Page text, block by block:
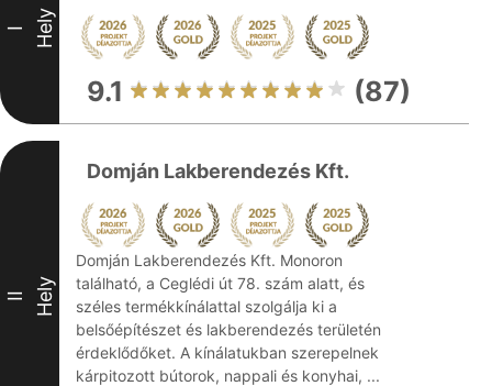
I Hely
9.1 (87)
II Hely
Domján Lakberendezés Kft.
Domján Lakberendezés Kft. Monoron
található, a Ceglédi út 78. szám alatt, és
széles termékkínálattal szolgálja ki a
belsőépítészet és lakberendezés területén
érdeklődőket. A kínálatukban szerepelnek
kárpitozott bútorok, nappali és konyhai, ...